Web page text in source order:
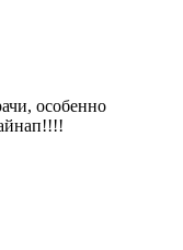
особенно